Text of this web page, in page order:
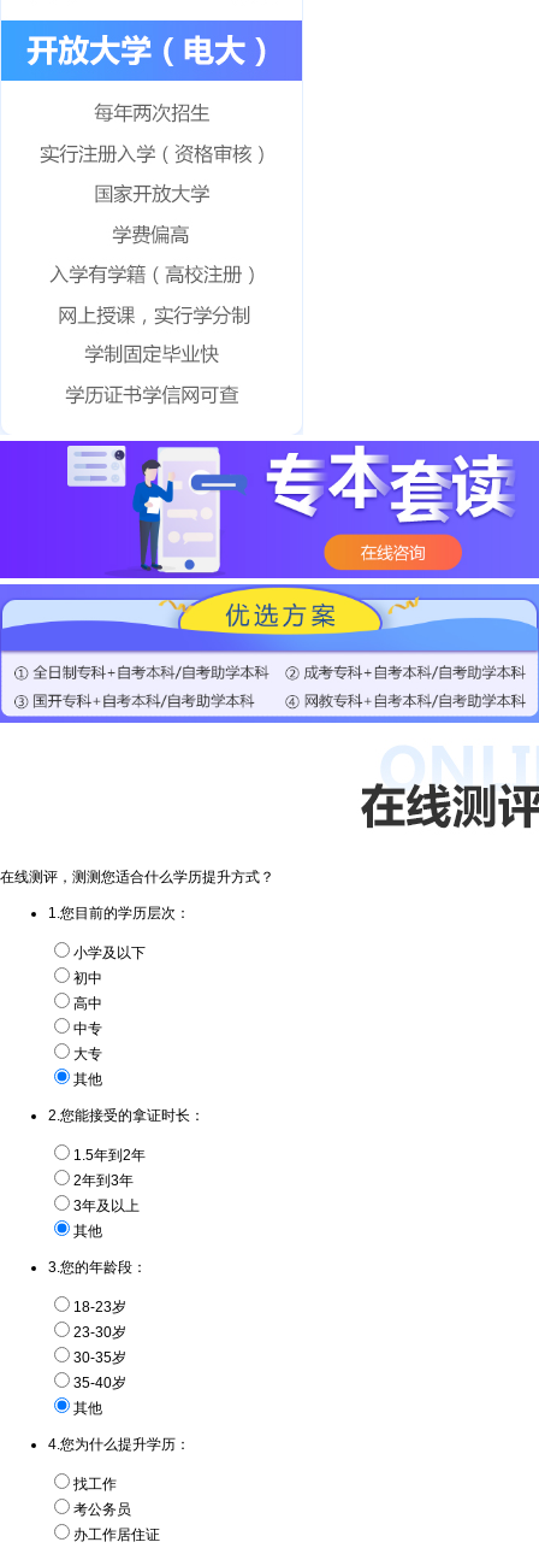
在线测评，测测您适合什么学历提升方式？
1.您目前的学历层次：
小学及以下
初中
高中
中专
大专
其他
2.您能接受的拿证时长：
1.5年到2年
2年到3年
3年及以上
其他
3.您的年龄段：
18-23岁
23-30岁
30-35岁
35-40岁
其他
4.您为什么提升学历：
找工作
考公务员
办工作居住证